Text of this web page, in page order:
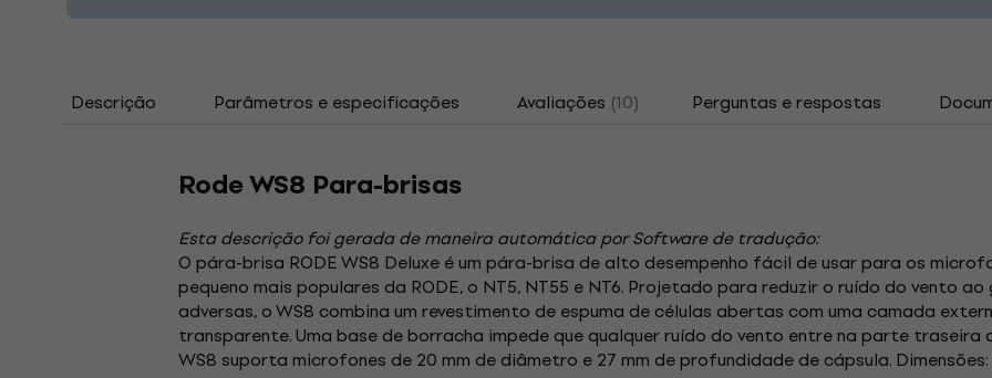
Descrição Parâmetros e especificações Avaliações (10) Perguntas e respostas
Rode WS8 Para-brisas
Esta descrição foi gerada de maneira automática por Software de tradução:
O pára-brisa RODE WS8 Deluxe é um pára-brisa de alto desempenho fácil de usar para os
pequeno mais populares da RODE, o NT5, NT55 e NT6. Projetado para reduzir o ruído do vento
adversas, o WS8 combina um revestimento de espuma de células abertas com uma camada
transparente. Uma base de borracha impede que qualquer ruído do vento entre na parte
WS8 suporta microfones de 20 mm de diâmetro e 27 mm de profundidade de cápsula. Dimensões: